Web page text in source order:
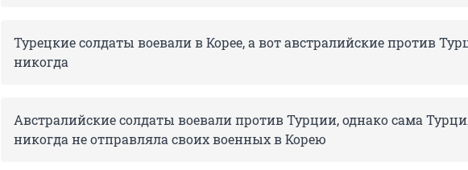
Турецкие солдаты воевали в Корее, а вот австралийские против
никогда
Австралийские солдаты воевали против Турции, однако сама
никогда не отправляла своих военных в Корею